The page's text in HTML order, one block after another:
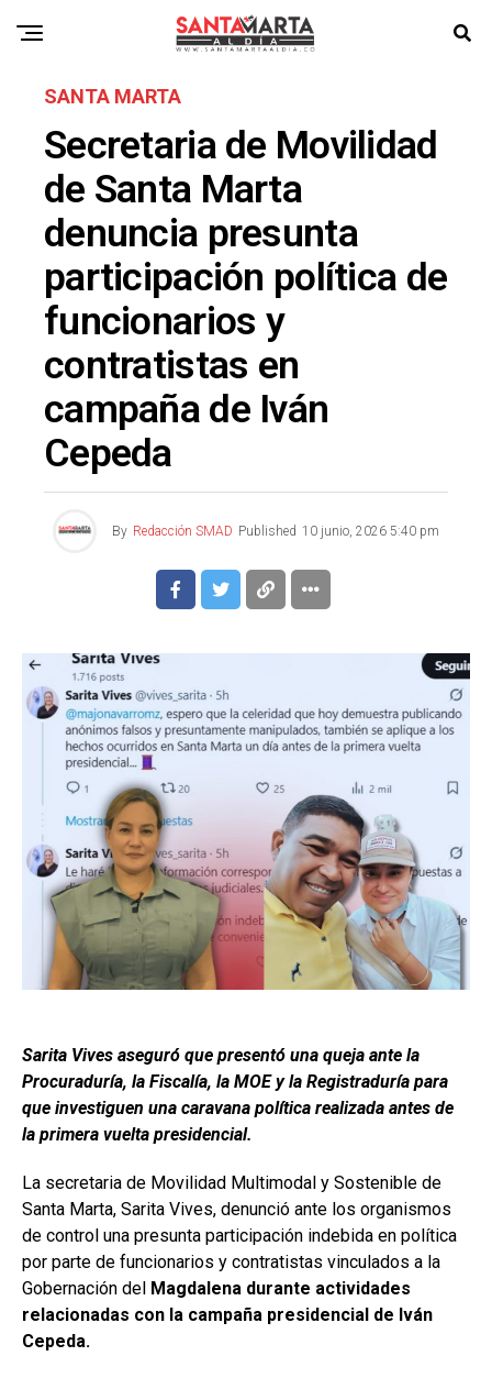
SANTA MARTA
Secretaria de Movilidad
de Santa Marta
denuncia presunta
participación política de
funcionarios y
contratistas en
campaña de Iván
Cepeda
By Redacción SMAD Published 10 junio, 2026 5:40 pm
Sarita Vives aseguró que presentó una queja ante la
Procuraduría, la Fiscalía, la MOE y la Registraduría para
que investiguen una caravana política realizada antes de
la primera vuelta presidencial.
La secretaria de Movilidad Multimodal y Sostenible de
Santa Marta, Sarita Vives, denunció ante los organismos
de control una presunta participación indebida en política
por parte de funcionarios y contratistas vinculados a la
Gobernación del Magdalena durante actividades
relacionadas con la campaña presidencial de Iván
Cepeda.